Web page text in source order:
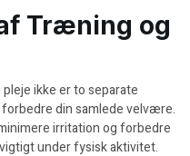
Træning og
ikke er to separate
din samlede velvære.
irritation og forbedre
under fysisk aktivitet.